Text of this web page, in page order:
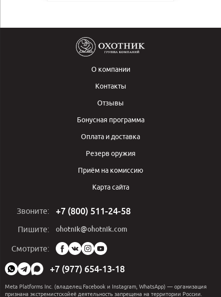
О компании
Контакты
Отзывы
Бонусная программа
Оплата и доставка
Резерв оружия
Приём на комиссию
Карта сайта
Звоните: +7 (800) 511-24-58
Пишите: ohotnik@ohotnik.com
Смотрите:
Мы
в
социальных
сетях:
+7 (977) 654-13-18
Meta Platforms Inc. (владелец Facebook и Instagram, WhatsApp) — организация
признана экстремистскойеё деятельность запрещена на территории России.